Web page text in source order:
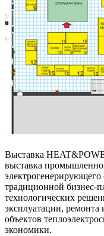
Выставка
выставка
традиционной бизнес-
технологических
эксплуатации, ремонта
объектов
экономики.